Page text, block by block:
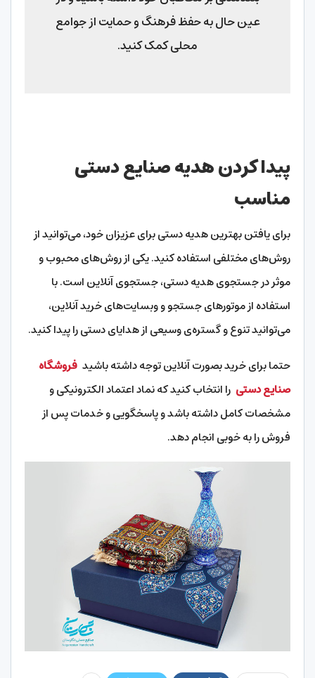
عین حال به حفظ فرهنگ و حمایت از جوامع
محلی کمک کنید.
پیدا کردن هدیه صنایع دستی
مناسب
برای یافتن بهترین هدیه دستی برای عزیزان خود، می‌توانید از
روش‌های مختلفی استفاده کنید. یکی از روش‌های محبوب و
موثر در جستجوی هدیه دستی، جستجوی آنلاین است. با
استفاده از موتورهای جستجو و وبسایت‌های خرید آنلاین،
می‌توانید تنوع و گستره‌ی وسیعی از هدایای دستی را پیدا کنید.
حتما برای خرید بصورت آنلاین توجه داشته باشید فروشگاه
صنایع دستی را انتخاب کنید که نماد اعتماد الکترونیکی و
مشخصات کامل داشته باشد و پاسخگویی و خدمات پس از
فروش را به خوبی انجام دهد.